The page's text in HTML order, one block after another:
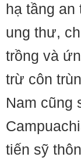
hạ tầng an
ung thư,
trồng và
trừ côn
Nam cũng
tiến sỹ